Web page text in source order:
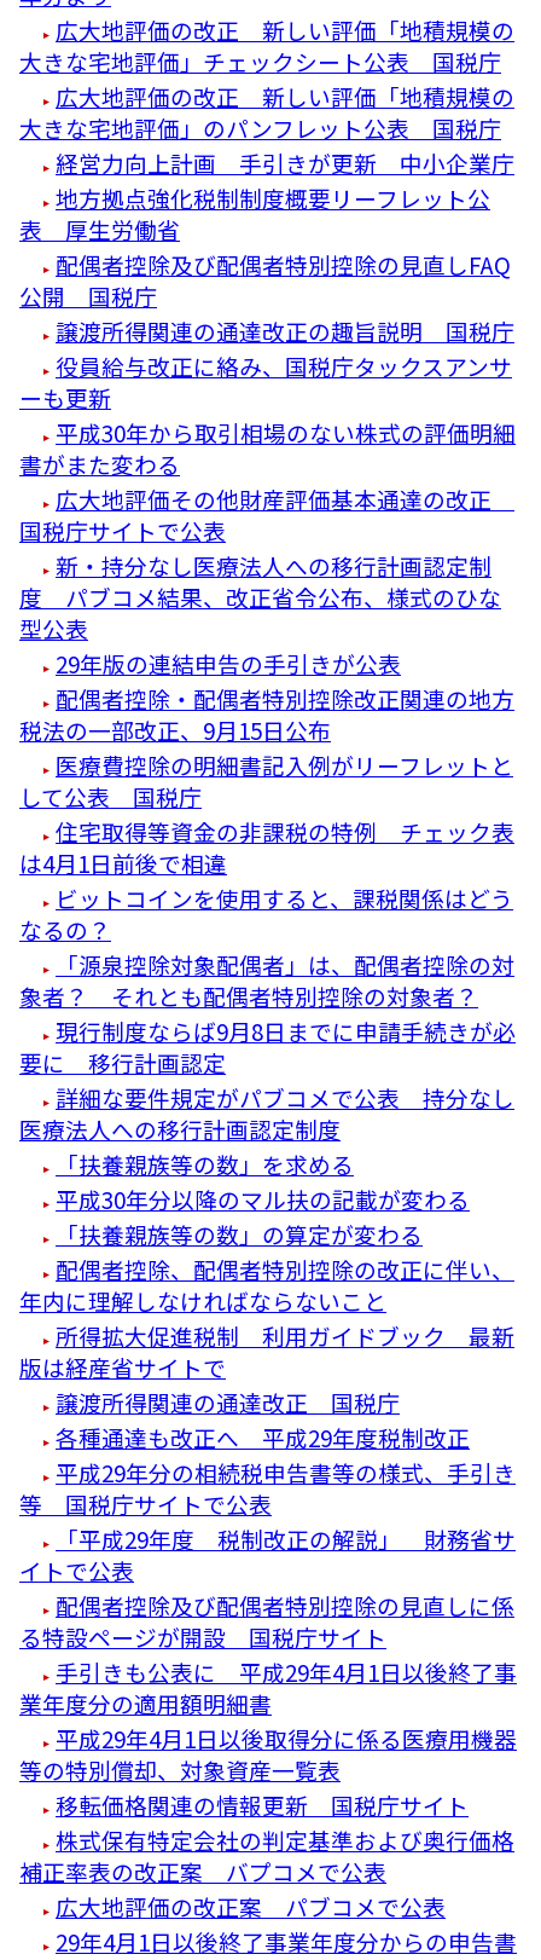
広大地評価の改正 新しい評価「地積規模の
大きな宅地評価」チェックシート公表 国税庁
広大地評価の改正 新しい評価「地積規模の
大きな宅地評価」のパンフレット公表 国税庁
経営力向上計画 手引きが更新 中小企業庁
地方拠点強化税制制度概要リーフレット公
表 厚生労働省
配偶者控除及び配偶者特別控除の見直しFAQ
公開 国税庁
譲渡所得関連の通達改正の趣旨説明 国税庁
役員給与改正に絡み、国税庁タックスアンサ
ーも更新
平成30年から取引相場のない株式の評価明細
書がまた変わる
広大地評価その他財産評価基本通達の改正
国税庁サイトで公表
新・持分なし医療法人への移行計画認定制
度 パブコメ結果、改正省令公布、様式のひな
型公表
29年版の連結申告の手引きが公表
配偶者控除・配偶者特別控除改正関連の地方
税法の一部改正、9月15日公布
医療費控除の明細書記入例がリーフレットと
して公表 国税庁
住宅取得等資金の非課税の特例 チェック表
は4月1日前後で相違
ビットコインを使用すると、課税関係はどう
なるの？
「源泉控除対象配偶者」は、配偶者控除の対
象者？ それとも配偶者特別控除の対象者？
現行制度ならば9月8日までに申請手続きが必
要に 移行計画認定
詳細な要件規定がパブコメで公表 持分なし
医療法人への移行計画認定制度
「扶養親族等の数」を求める
平成30年分以降のマル扶の記載が変わる
「扶養親族等の数」の算定が変わる
配偶者控除、配偶者特別控除の改正に伴い、
年内に理解しなければならないこと
所得拡大促進税制 利用ガイドブック 最新
版は経産省サイトで
譲渡所得関連の通達改正 国税庁
各種通達も改正へ 平成29年度税制改正
平成29年分の相続税申告書等の様式、手引き
等 国税庁サイトで公表
「平成29年度 税制改正の解説」 財務省サ
イトで公表
配偶者控除及び配偶者特別控除の見直しに係
る特設ページが開設 国税庁サイト
手引きも公表に 平成29年4月1日以後終了事
業年度分の適用額明細書
平成29年4月1日以後取得分に係る医療用機器
等の特別償却、対象資産一覧表
移転価格関連の情報更新 国税庁サイト
株式保有特定会社の判定基準および奥行価格
補正率表の改正案 バプコメで公表
広大地評価の改正案 パブコメで公表
29年4月1日以後終了事業年度分からの申告書